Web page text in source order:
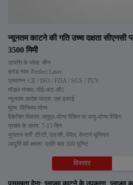
न्यूनतम काटने की गति उच्च दक्षता सीएनसी
3500 मिमी
उत्पत्ति के प्लेस: चीन
ब्रांड नाम: Perfect Laser
प्रमाणन: CE / ISO / FDA / SGS / TUV
मॉडल संख्या: पीई-कट-सी1
न्यूनतम आदेश मात्रा: एक इकाई
मूल्य: विनिमय योग्य
पैकेजिंग विवरण: समुद्र-योग्य पैकिंग या वायु-योग्य पैकिंग
प्रसव के समय: 7-15 दिन
भुगतान शर्तें: टी/टी, एल/सी, पेपैल, वेस्टर्न यूनियन
आपूर्ति की क्षमता: प्रति माह 300 यूनिट
विस्तार